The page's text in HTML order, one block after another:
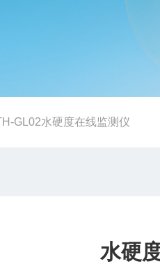
GL02水硬度在线监测仪
水硬